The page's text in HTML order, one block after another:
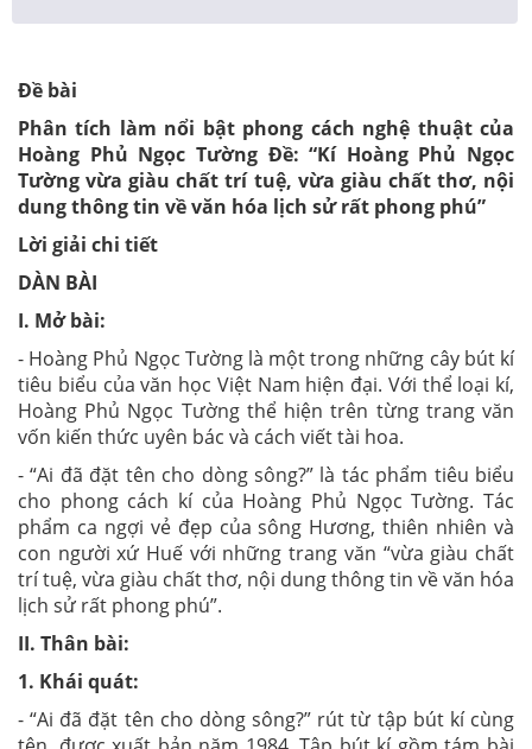
Đề bài
Phân tích làm nổi bật phong cách nghệ thuật của
Hoàng Phủ Ngọc Tường Đề: “Kí Hoàng Phủ Ngọc
Tường vừa giàu chất trí tuệ, vừa giàu chất thơ, nội
dung thông tin về văn hóa lịch sử rất phong phú”
Lời giải chi tiết
DÀN BÀI
I. Mở bài:
- Hoàng Phủ Ngọc Tường là một trong những cây bút kí
tiêu biểu của văn học Việt Nam hiện đại. Với thể loại kí,
Hoàng Phủ Ngọc Tường thể hiện trên từng trang văn
vốn kiến thức uyên bác và cách viết tài hoa.
- “Ai đã đặt tên cho dòng sông?” là tác phẩm tiêu biểu
cho phong cách kí của Hoàng Phủ Ngọc Tường. Tác
phẩm ca ngợi vẻ đẹp của sông Hương, thiên nhiên và
con người xứ Huế với những trang văn “vừa giàu chất
trí tuệ, vừa giàu chất thơ, nội dung thông tin về văn hóa
lịch sử rất phong phú”.
II. Thân bài:
1. Khái quát:
- “Ai đã đặt tên cho dòng sông?” rút từ tập bút kí cùng